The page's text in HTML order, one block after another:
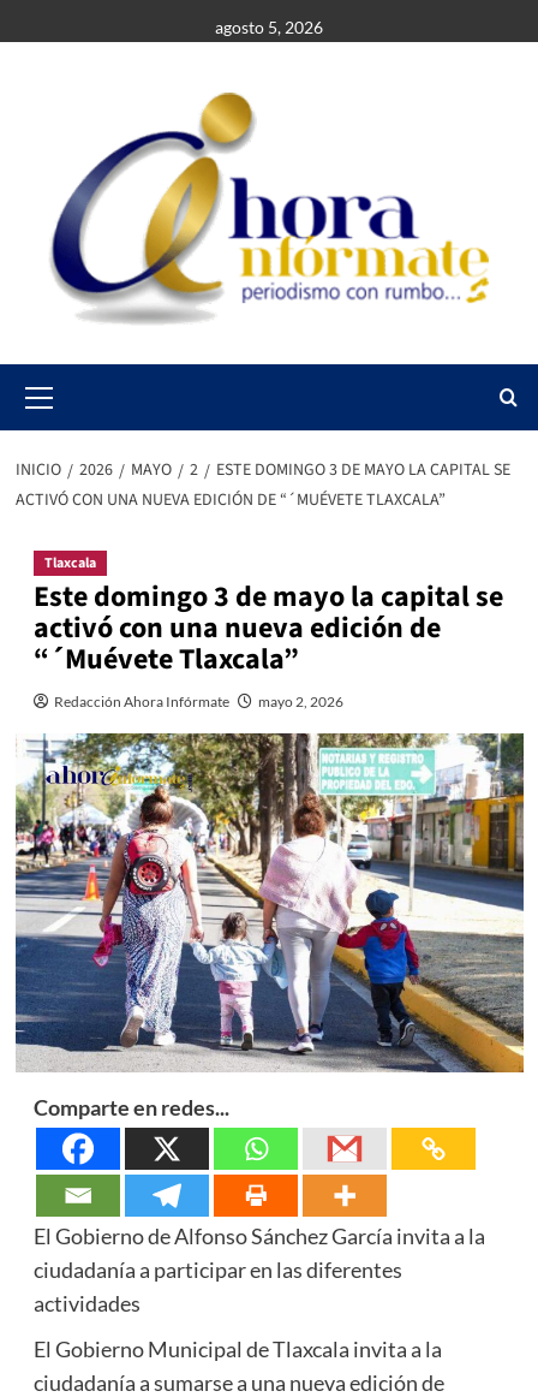
al
agosto 5, 2026
Menu
INICIO 2026 MAYO 2
ESTE DOMINGO 3 DE MAYO LA CAPITAL SE
ACTIVÓ CON UNA NUEVA EDICIÓN DE “´MUÉVETE TLAXCALA”
Tlaxcala
Este domingo 3 de mayo la capital se
activó con una nueva edición de
“´Muévete Tlaxcala”
Redacción Ahora Infórmate mayo 2, 2026
Comparte en redes...
El Gobierno de Alfonso Sánchez García invita a la
ciudadanía a participar en las diferentes
actividades
El Gobierno Municipal de Tlaxcala invita a la
ciudadanía a sumarse a una nueva edición de